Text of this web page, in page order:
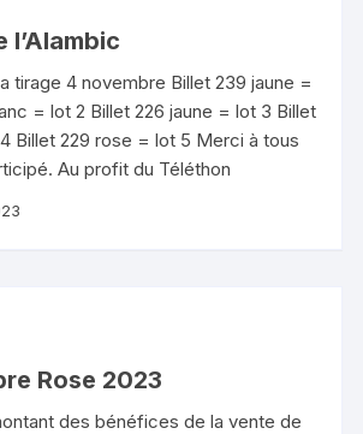
l’Alambic
tirage 4 novembre Billet 239 jaune =
= lot 2 Billet 226 jaune = lot 3 Billet
Billet 229 rose = lot 5 Merci à tous
Au profit du Téléthon
Rose 2023
des bénéfices de la vente de